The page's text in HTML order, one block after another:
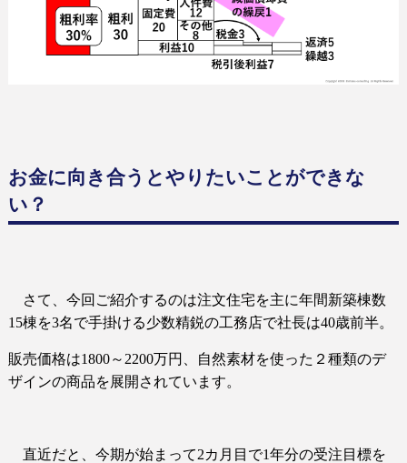
お金に向き合うとやりたいことができな
い？
さて、今回ご紹介するのは注文住宅を主に年間新築棟数
15棟を3名で手掛ける少数精鋭の工務店で社長は40歳前半。
販売価格は1800～ 2200万円、自然素材を使った２種類のデ
ザインの商品を展開されています。
直近だと、今期が始まって2カ月目で1年分の受注目標を